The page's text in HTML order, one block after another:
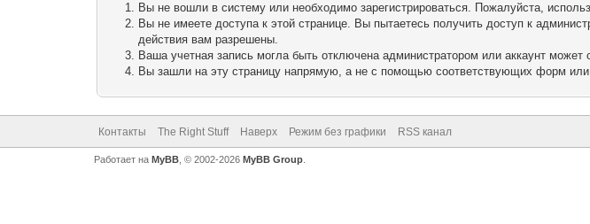
Вы не вошли в систему или необходимо зарегистрироваться. Пожалуйста,
Вы не имеете доступа к этой странице. Вы пытаетесь получить доступ к
действия вам разрешены.
Ваша учетная запись могла быть отключена администратором или аккаунт может
Вы зашли на эту страницу напрямую, а не с помощью соответствующих форм
Контакты The Right Stuff Наверх Режим без графики RSS канал
Работает на MyBB, © 2002-2026 MyBB Group.